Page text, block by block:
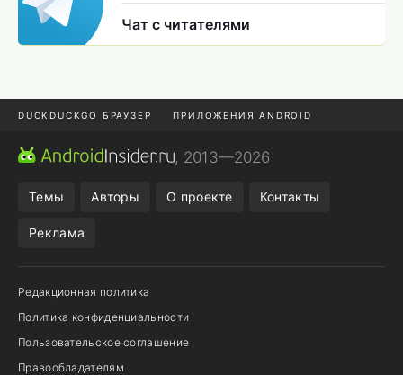
Чат с читателями
DUCKDUCKGO БРАУЗЕР ПРИЛОЖЕНИЯ ANDROID
CHROME БРАУЗЕР
, 2013—2026
Темы Авторы О проекте Контакты
Реклама
Редакционная политика
Политика конфиденциальности
Пользовательское соглашение
Правообладателям